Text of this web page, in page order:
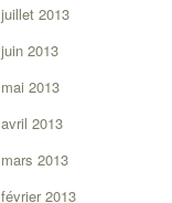
juillet 2013
juin 2013
mai 2013
avril 2013
mars 2013
février 2013